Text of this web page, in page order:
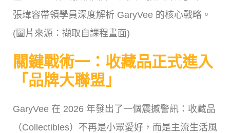
張瑋容帶領學員深度解析 GaryVee 的核心戰略。
(圖片來源：擷取自課程畫面)
關鍵戰術一：收藏品正式進入
「品牌大聯盟」
GaryVee 在 2026 年發出了一個震撼警訊：收藏品
（Collectibles）不再是小眾愛好，而是主流生活風